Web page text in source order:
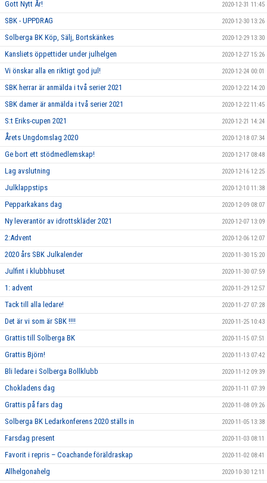
Gott Nytt År! 2020-12-31 11:45
SBK - UPPDRAG 2020-12-30 13:26
Solberga BK Köp, Sälj, Bortskänkes 2020-12-29 13:30
Kansliets öppettider under julhelgen 2020-12-27 15:26
Vi önskar alla en riktigt god jul! 2020-12-24 00:01
SBK herrar är anmälda i två serier 2021 2020-12-22 14:20
SBK damer är anmälda i två serier 2021 2020-12-22 11:45
S:t Eriks-cupen 2021 2020-12-21 14:24
Årets Ungdomslag 2020 2020-12-18 07:34
Ge bort ett stödmedlemskap! 2020-12-17 08:48
Lag avslutning 2020-12-16 12:25
Julklappstips 2020-12-10 11:38
Pepparkakans dag 2020-12-09 08:07
Ny leverantör av idrottskläder 2021 2020-12-07 13:09
2:Advent 2020-12-06 12:07
2020 års SBK Julkalender 2020-11-30 15:20
Julfint i klubbhuset 2020-11-30 07:59
1: advent 2020-11-29 12:57
Tack till alla ledare! 2020-11-27 07:28
Det är vi som är SBK !!!! 2020-11-25 10:43
Grattis till Solberga BK 2020-11-15 07:51
Grattis Björn! 2020-11-13 07:42
Bli ledare i Solberga Bollklubb 2020-11-12 09:39
Chokladens dag 2020-11-11 07:39
Grattis på fars dag 2020-11-08 09:26
Solberga BK Ledarkonferens 2020 ställs in 2020-11-05 13:38
Farsdag present 2020-11-03 08:11
Favorit i repris – Coachande föräldraskap 2020-11-02 08:41
Allhelgonahelg 2020-10-30 12:11